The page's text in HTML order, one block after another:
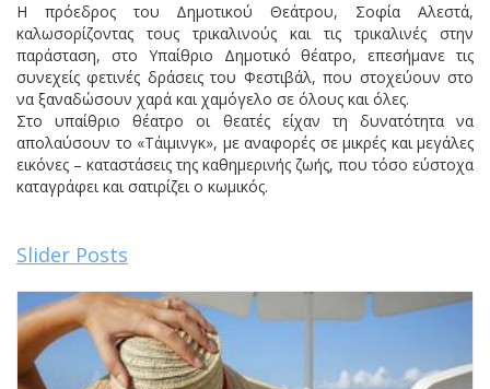
Η πρόεδρος του Δημοτικού Θεάτρου, Σοφία Αλεστά,
καλωσορίζοντας τους τρικαλινούς και τις τρικαλινές στην
παράσταση, στο Υπαίθριο Δημοτικό θέατρο, επεσήμανε τις
συνεχείς φετινές δράσεις του Φεστιβάλ, που στοχεύουν στο
να ξαναδώσουν χαρά και χαμόγελο σε όλους και όλες.
Στο υπαίθριο θέατρο οι θεατές είχαν τη δυνατότητα να
απολαύσουν το «Τάιμινγκ», με αναφορές σε μικρές και μεγάλες
εικόνες – καταστάσεις της καθημερινής ζωής, που τόσο εύστοχα
καταγράφει και σατιρίζει ο κωμικός.
Slider Posts